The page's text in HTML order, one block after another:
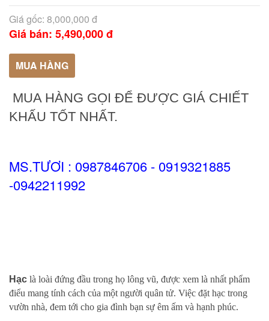
Giá gốc: 8,000,000 đ
Giá bán: 5,490,000 đ
MUA HÀNG
MUA HÀNG GỌI ĐỂ ĐƯỢC GIÁ CHIẾT
KHẤU TỐT NHẤT.
MS.TƯƠI : 0987846706 - 0919321885
-0942211992
Hạc là loài đứng đầu trong họ lông vũ, được xem là nhất phẩm
điểu mang tính cách của một người quân tử. Việc đặt hạc trong
vườn nhà, đem tới cho gia đình bạn sự êm ấm và hạnh phúc.